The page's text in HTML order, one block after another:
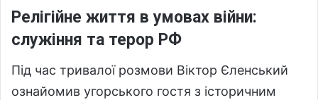
Релігійне життя в умовах війни:
служіння та терор РФ
Під час тривалої розмови Віктор Єленський
ознайомив угорського гостя з історичним